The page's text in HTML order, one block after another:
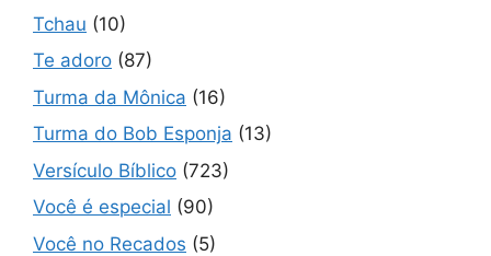
Tchau (10)
Te adoro (87)
Turma da Mônica (16)
Turma do Bob Esponja (13)
Versículo Bíblico (723)
Você é especial (90)
Você no Recados (5)